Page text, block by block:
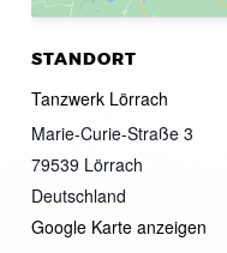
STANDORT
Tanzwerk Lörrach
Marie-Curie-Straße 3
79539 Lörrach
Deutschland
Google Karte anzeigen